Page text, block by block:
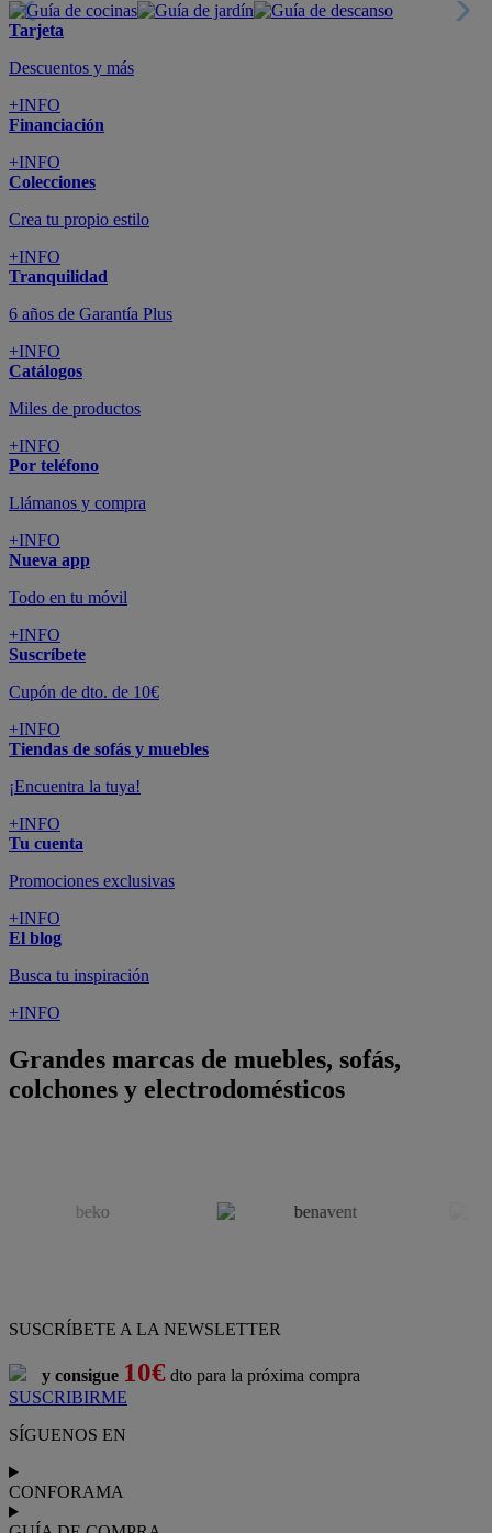
Tarjeta
Descuentos y más
+INFO
Financiación
+INFO
Colecciones
Crea tu propio estilo
+INFO
Tranquilidad
6 años de Garantía Plus
+INFO
Catálogos
Miles de productos
+INFO
Por teléfono
Llámanos y compra
+INFO
Nueva app
Todo en tu móvil
+INFO
Suscríbete
Cupón de dto. de 10€
+INFO
Tiendas de sofás y muebles
¡Encuentra la tuya!
+INFO
Tu cuenta
Promociones exclusivas
+INFO
El blog
Busca tu inspiración
+INFO
Grandes marcas de muebles, sofás,
colchones y electrodomésticos
SUSCRÍBETE A LA NEWSLETTER
y consigue 10€ dto para la próxima compra
SUSCRIBIRME
SÍGUENOS EN
CONFORAMA